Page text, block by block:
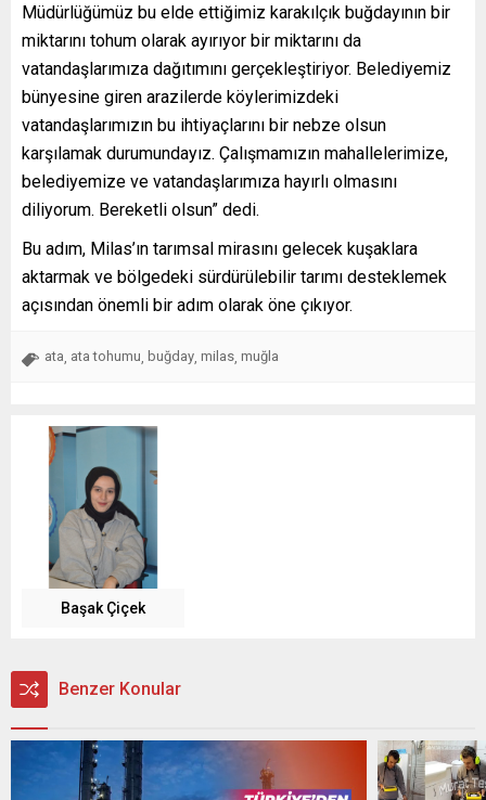
Müdürlüğümüz bu elde ettiğimiz karakılçık buğdayının bir
miktarını tohum olarak ayırıyor bir miktarını da
vatandaşlarımıza dağıtımını gerçekleştiriyor. Belediyemiz
bünyesine giren arazilerde köylerimizdeki
vatandaşlarımızın bu ihtiyaçlarını bir nebze olsun
karşılamak durumundayız. Çalışmamızın mahallelerimize,
belediyemize ve vatandaşlarımıza hayırlı olmasını
diliyorum. Bereketli olsun” dedi.
Bu adım, Milas’ın tarımsal mirasını gelecek kuşaklara
aktarmak ve bölgedeki sürdürülebilir tarımı desteklemek
açısından önemli bir adım olarak öne çıkıyor.
ata ata tohumu buğday milas muğla
Başak Çiçek
Benzer Konular